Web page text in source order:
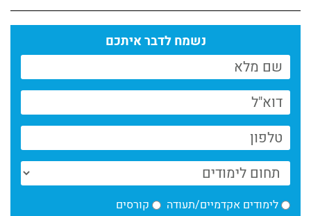
קרא עוד >
המחלקה לקולנוע, מכללת מנשר//יולי 2025
ניוזלטר המחלקה לקולנוע//יולי 2025
קרא עוד >
המחלקה לקולנוע//יוני 2025
קרא עוד >
נשמח לדבר איתכם
לימודים אקדמיים/תעודה קורסים